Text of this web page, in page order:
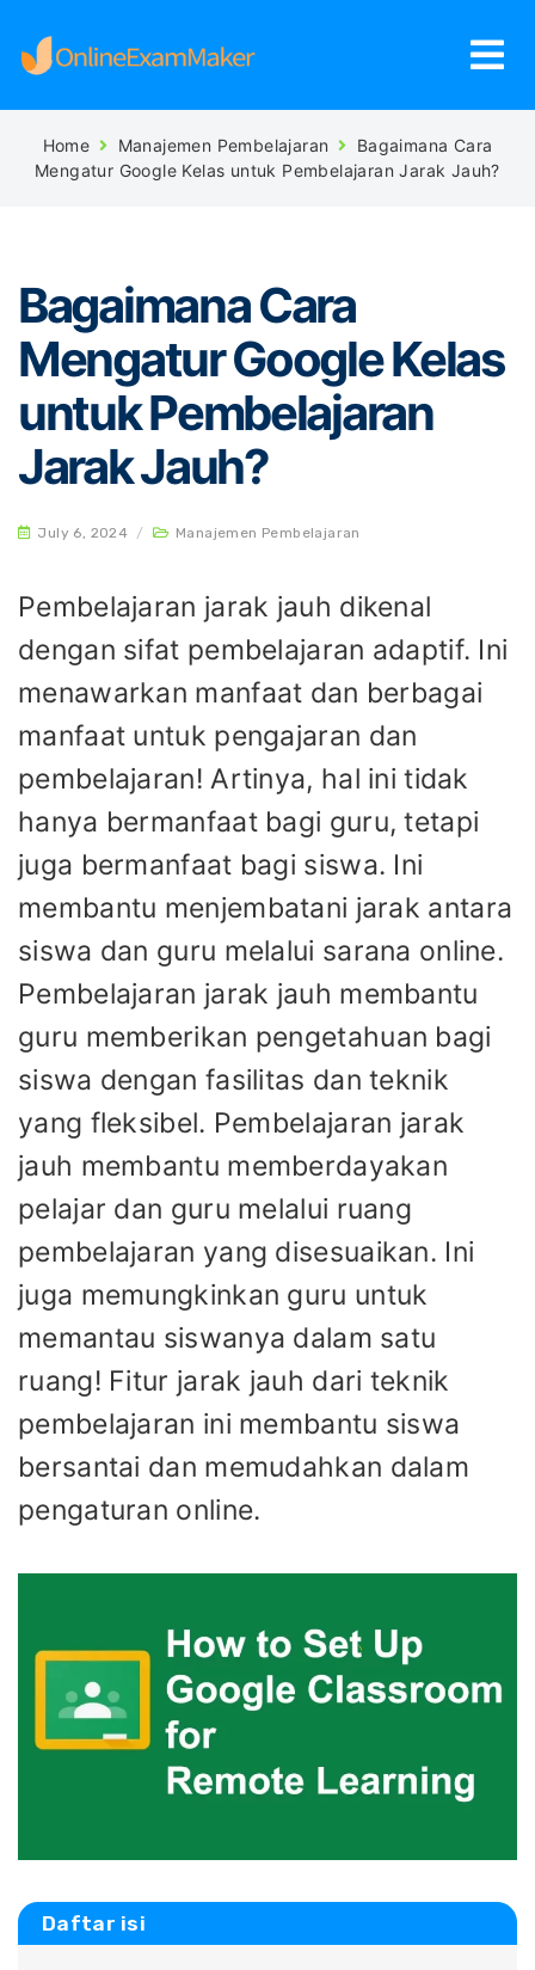
Home Manajemen Pembelajaran
Bagaimana Cara
Mengatur Google Kelas untuk Pembelajaran Jarak Jauh?
Bagaimana Cara
Mengatur Google Kelas
untuk Pembelajaran
Jarak Jauh?
July 6, 2024 / Manajemen Pembelajaran
Pembelajaran jarak jauh dikenal
dengan sifat pembelajaran adaptif. Ini
menawarkan manfaat dan berbagai
manfaat untuk pengajaran dan
pembelajaran! Artinya, hal ini tidak
hanya bermanfaat bagi guru, tetapi
juga bermanfaat bagi siswa. Ini
membantu menjembatani jarak antara
siswa dan guru melalui sarana online.
Pembelajaran jarak jauh membantu
guru memberikan pengetahuan bagi
siswa dengan fasilitas dan teknik
yang fleksibel. Pembelajaran jarak
jauh membantu memberdayakan
pelajar dan guru melalui ruang
pembelajaran yang disesuaikan. Ini
juga memungkinkan guru untuk
memantau siswanya dalam satu
ruang! Fitur jarak jauh dari teknik
pembelajaran ini membantu siswa
bersantai dan memudahkan dalam
pengaturan online.
Daftar isi